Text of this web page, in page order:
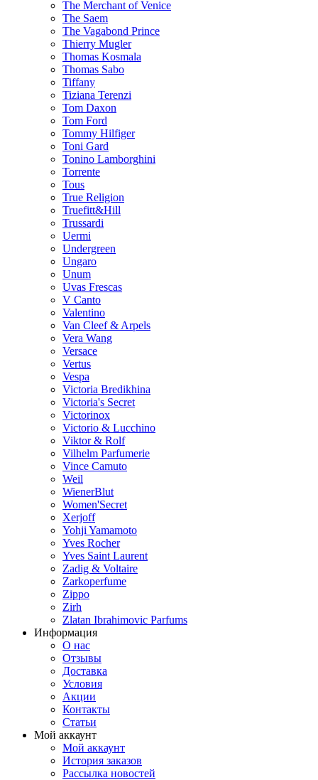
The Merchant of Venice
The Saem
The Vagabond Prince
Thierry Mugler
Thomas Kosmala
Thomas Sabo
Tiffany
Tiziana Terenzi
Tom Daxon
Tom Ford
Tommy Hilfiger
Toni Gard
Tonino Lamborghini
Torrente
Tous
True Religion
Truefitt&Hill
Trussardi
Uermi
Undergreen
Ungaro
Unum
Uvas Frescas
V Canto
Valentino
Van Cleef & Arpels
Vera Wang
Versace
Vertus
Vespa
Victoria Bredikhina
Victoria's Secret
Victorinox
Victorio & Lucchino
Viktor & Rolf
Vilhelm Parfumerie
Vince Camuto
Weil
WienerBlut
Women'Secret
Xerjoff
Yohji Yamamoto
Yves Rocher
Yves Saint Laurent
Zadig & Voltaire
Zarkoperfume
Zippo
Zirh
Zlatan Ibrahimovic Parfums
Информация
О нас
Отзывы
Доставка
Условия
Aкции
Контакты
Статьи
Мой аккаунт
Мой аккаунт
История заказов
Рассылка новостей